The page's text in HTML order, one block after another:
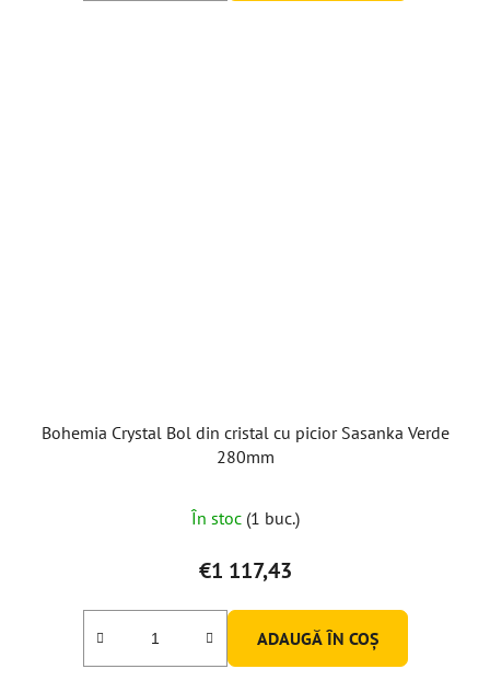
Bohemia Crystal Bol din cristal cu picior Sasanka Verde
280mm
În stoc (1 buc.)
€1 117,43
ADAUGĂ ÎN COŞ